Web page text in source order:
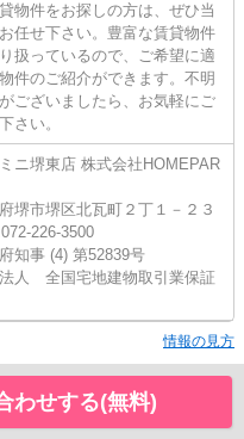
物件をお探しの方は、ぜひ当
任せ下さい。豊富な賃貸物件
扱っているので、ご希望に適
件のご紹介ができます。不明
ございましたら、お気軽にご
さい。
ニ堺東店 株式会社HOMEPAR
堺市堺区北瓦町２丁１－２３
226-3500
知事 (4) 第52839号
人 全国宅地建物取引業保証
情報の見方
わせする(無料)